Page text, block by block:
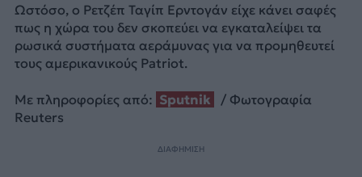
Ωστόσο, ο Ρετζέπ Ταγίπ Ερντογάν είχε κάνει σαφές
πως η χώρα του δεν σκοπεύει να εγκαταλείψει τα
ρωσικά συστήματα αεράμυνας για να προμηθευτεί
τους αμερικανικούς Patriot.
Με πληροφορίες από: Sputnik
/ Φωτογραφία
Reuters
ΔΙΑΦΗΜΙΣΗ